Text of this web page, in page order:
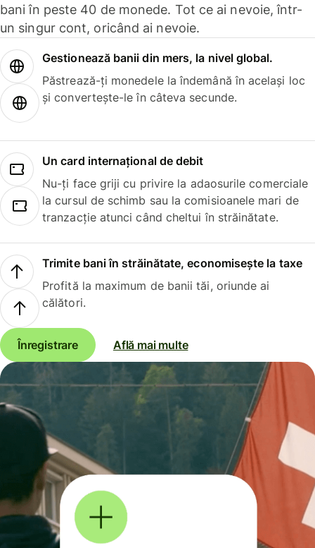
bani în peste 40 de monede. Tot ce ai nevoie, într-
un singur cont, oricând ai nevoie.
Gestionează banii din mers, la nivel global.
Păstrează-ți monedele la îndemână în același loc
și convertește-le în câteva secunde.
Un card internațional de debit
Nu-ți face griji cu privire la adaosurile comerciale
la cursul de schimb sau la comisioanele mari de
tranzacție atunci când cheltui în străinătate.
Trimite bani în străinătate, economisește la taxe
Profită la maximum de banii tăi, oriunde ai
călători.
Înregistrare Află mai multe